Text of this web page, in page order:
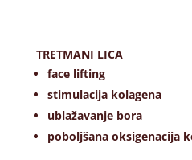
TRETMANI LICA
face lifting
stimulacija kolagena
ublažavanje bora
poboljšana oksigenacija